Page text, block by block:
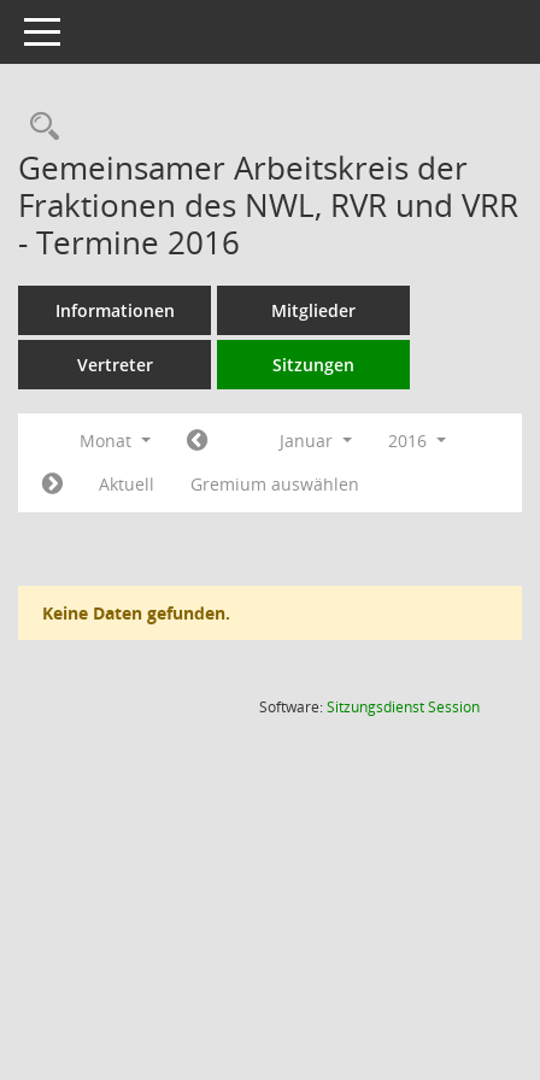
Toggle navigation
Rechercheauswahl
Gemeinsamer Arbeitskreis der
Fraktionen des NWL, RVR und VRR
- Termine 2016
Informationen Mitglieder
Vertreter Sitzungen
Monat Januar
2016
Aktuell
Gremium auswählen
Keine Daten gefunden.
Software:SitzungsdienstSession(Wird in